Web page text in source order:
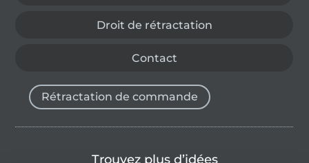
Droit de rétractation
Contact
Rétractation de commande
Trouvez plus d’idées